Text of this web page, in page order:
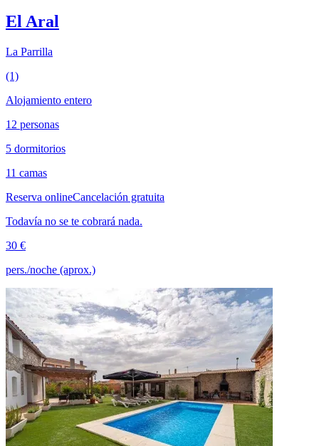
El Aral
La Parrilla
(1)
Alojamiento entero
12 personas
5 dormitorios
11 camas
Reserva onlineCancelación gratuita
Todavía no se te cobrará nada.
30 €
pers./noche (aprox.)